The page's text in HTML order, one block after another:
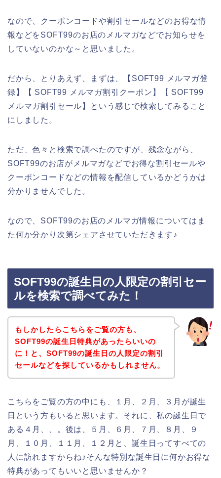
なので、クーポンコードや割引セールなどのお得な情
報などをSOFT99のお店のメルマガなどでお知らせを
していないのかな～と思いました。
だから、とりあえず、まずは、【SOFT99 メルマガ登
録】【 SOFT99 メルマガ割引クーポン】【 SOFT99
メルマガ割引セール】という感じで検索してみること
にしました。
ただ、色々と検索で調べたのですが、残念ながら、
SOFT99のお店がメルマガなどでお得な割引セールや
クーポンコードなどの情報を配信しているかどうかは
分かりませんでした。
なので、SOFT99のお店のメルマガ情報についてはま
た何か分かり次第シェアさせていただきます♪
SOFT99の誕生日の人限定の割引セー
ルを検索で調べてみた！
もしかしたらこちらをご覧の方も、
SOFT99の誕生日特典があったらいいの
に！と、SOFT99の誕生日の人限定の割引
セールなどを探しているかもしれません。
こちらをご覧の方の中にも、１月、２月、３月が誕生
日という方もいると思います。それに、私の誕生日で
ある４月、、。後は、５月、６月、７月、８月、９
月、１０月、１１月、１２月と、誕生日ってすべての
人に訪れますからね♪そんな特別な誕生日に何かお得な
特典があってもいいと思いませんか？